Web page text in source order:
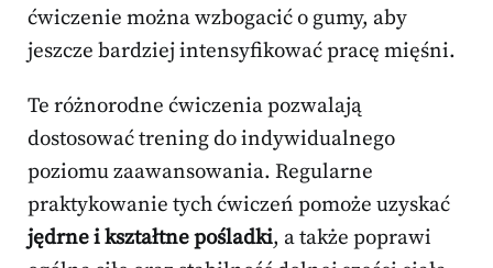
ćwiczenie można wzbogacić o gumy, aby
jeszcze bardziej intensyfikować pracę mięśni.
Te różnorodne ćwiczenia pozwalają
dostosować trening do indywidualnego
poziomu zaawansowania. Regularne
praktykowanie tych ćwiczeń pomoże uzyskać
jędrne i kształtne pośladki, a także poprawi